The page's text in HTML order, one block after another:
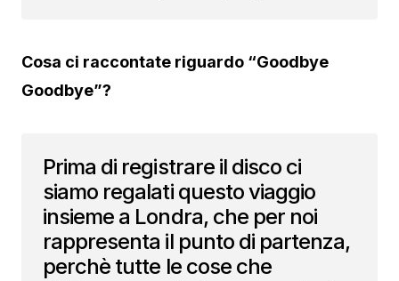
Cosa ci raccontate riguardo “Goodbye
Goodbye”?
Prima di registrare il disco ci
siamo regalati questo viaggio
insieme a Londra, che per noi
rappresenta il punto di partenza,
perchè tutte le cose che